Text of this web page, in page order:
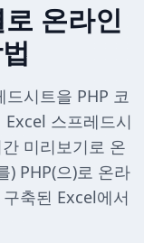
온라인
시트을 PHP 코
스프레드시
미리보기로 온
) PHP(으)로 온라
축된 Excel에서